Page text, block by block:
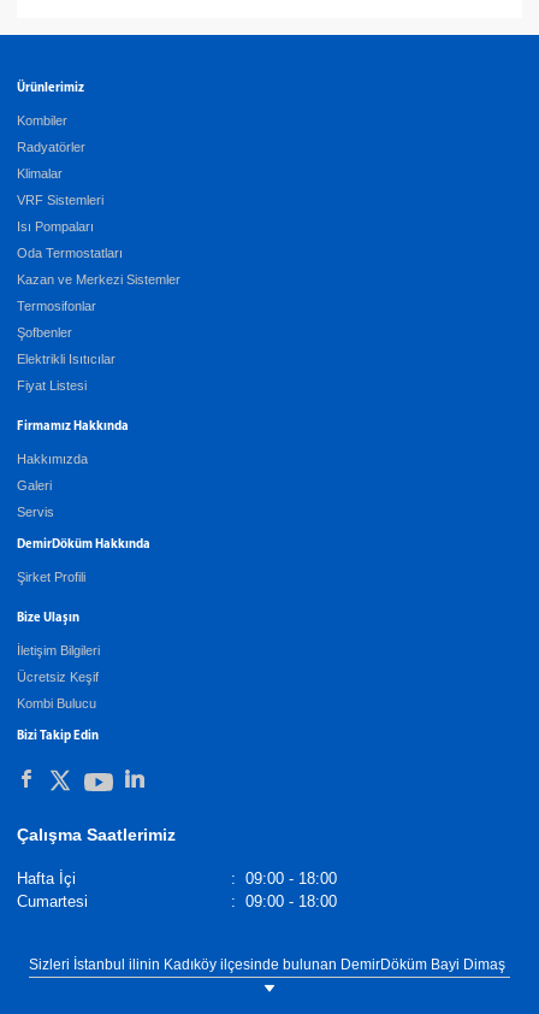
Ürünlerimiz
Kombiler
Radyatörler
Klimalar
VRF Sistemleri
Isı Pompaları
Oda Termostatları
Kazan ve Merkezi Sistemler
Termosifonlar
Şofbenler
Elektrikli Isıtıcılar
Fiyat Listesi
Firmamız Hakkında
Hakkımızda
Galeri
Servis
DemirDöküm Hakkında
Şirket Profili
Bize Ulaşın
İletişim Bilgileri
Ücretsiz Keşif
Kombi Bulucu
Bizi Takip Edin
Çalışma Saatlerimiz
Hafta İçi : 09:00 - 18:00
Cumartesi
: 09:00 - 18:00
Sizleri İstanbul ilinin Kadıköy ilçesinde bulunan DemirDöküm Bayi Dimaş
showroomumuza bekliyoruz. Tel: 0(216) 330 88 16.